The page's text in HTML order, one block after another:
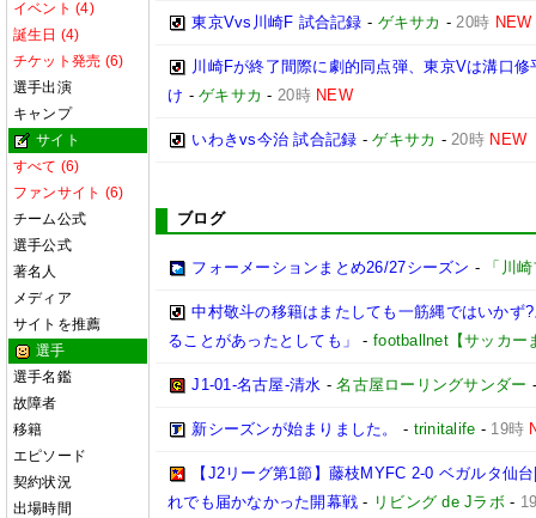
イベント (4)
誕生日 (4)
チケット発売 (6)
選手出演
キャンプ
サイト
すべて (6)
ファンサイト (6)
チーム公式
選手公式
著名人
メディア
サイトを推薦
選手
選手名鑑
故障者
移籍
エピソード
契約状況
出場時間
東京Vvs川崎F 試合記録 - ゲキサカ -20時 NEW
川崎Fが終了間際に劇的同点弾、東京Vは溝口
け -ゲキサカ - 20時 NEW
いわきvs今治 試合記録 -ゲキサカ -20時 NEW
ブログ
フォーメーションまとめ26/27シーズン - 「川
中村敬斗の移籍はまたしても一筋縄ではいかず
ることがあったとしても」
-footballnet【サッカー
J1-01-名古屋-清水 -名古屋ローリングサンダー
新シーズンが始まりました。 - trinitalife - 19時
【J2リーグ第1節】藤枝MYFC 2-0 ベガルタ仙
れでも届かなかった開幕戦 - リビング de Jラボ-